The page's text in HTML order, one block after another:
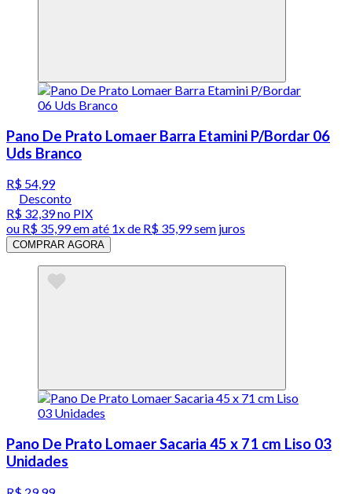
Pano De Prato Lomaer Barra Etamini P/Bordar 06
Uds Branco
R$ 54,99
Desconto
R$ 32,39no PIX
ou R$ 35,99em até 1x de R$ 35,99sem juros
COMPRAR AGORA
Pano De Prato Lomaer Sacaria 45 x 71 cm Liso 03
Unidades